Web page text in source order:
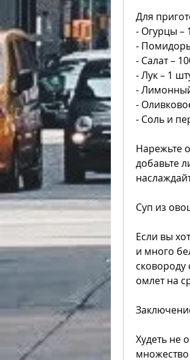
Для
- Огурцы –
-
- Салат –
- Лук – 1
-
-
- Соль и
Нарежьте
добавьте
Суп из
Если вы
и много
омлет на
Худеть не
множество